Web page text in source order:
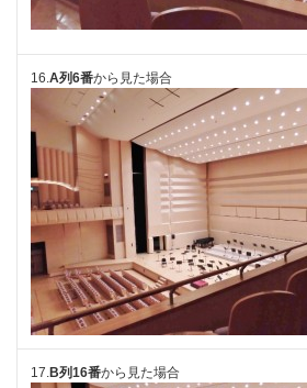
16.A列6番から見た場合
17.B列16番から見た場合